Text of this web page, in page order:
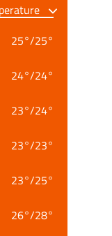
25°/25°
24°/24°
23°/24°
23°/23°
23°/25°
26°/28°